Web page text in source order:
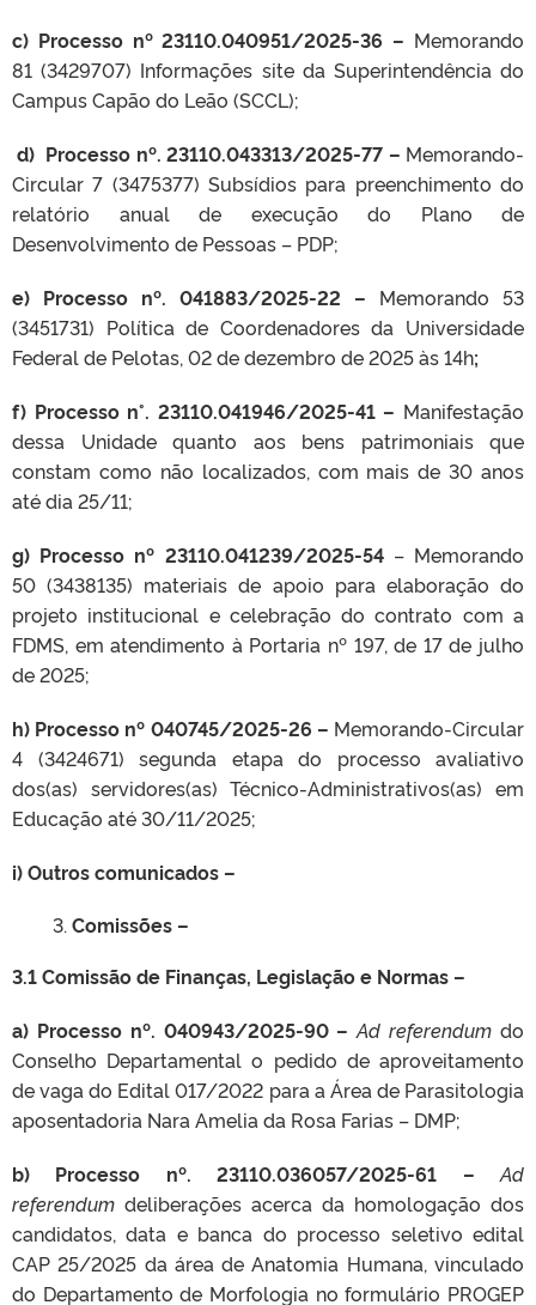
c) Processo nº 23110.040951/2025-36 – Memorando
81 (3429707) Informações site da Superintendência do
Campus Capão do Leão (SCCL);
d) Processo nº. 23110.043313/2025-77 – Memorando-
Circular 7 (3475377) Subsídios para preenchimento do
relatório anual de execução do Plano de
Desenvolvimento de Pessoas – PDP;
e) Processo nº. 041883/2025-22 – Memorando 53
(3451731) Política de Coordenadores da Universidade
Federal de Pelotas, 02 de dezembro de 2025 às 14h;
f) Processo n°. 23110.041946/2025-41 – Manifestação
dessa Unidade quanto aos bens patrimoniais que
constam como não localizados, com mais de 30 anos
até dia 25/11;
g) Processo nº 23110.041239/2025-54– Memorando
50 (3438135) materiais de apoio para elaboração do
projeto institucional e celebração do contrato com a
FDMS, em atendimento à Portaria nº 197, de 17 de julho
de 2025;
h) Processo nº 040745/2025-26 – Memorando-Circular
4 (3424671) segunda etapa do processo avaliativo
dos(as) servidores(as) Técnico-Administrativos(as) em
Educação até 30/11/2025;
i) Outros comunicados –
Comissões –
3.1 Comissão de Finanças, Legislação e Normas –
a) Processo nº. 040943/2025-90 –Ad referendum do
Conselho Departamental o pedido de aproveitamento
de vaga do Edital 017/2022 para a Área de Parasitologia
aposentadoria Nara Amelia da Rosa Farias – DMP;
b) Processo nº. 23110.036057/2025-61 – Ad
referendum deliberações acerca da homologação dos
candidatos, data e banca do processo seletivo edital
CAP 25/2025 da área de Anatomia Humana, vinculado
do Departamento de Morfologia no formulário PROGEP